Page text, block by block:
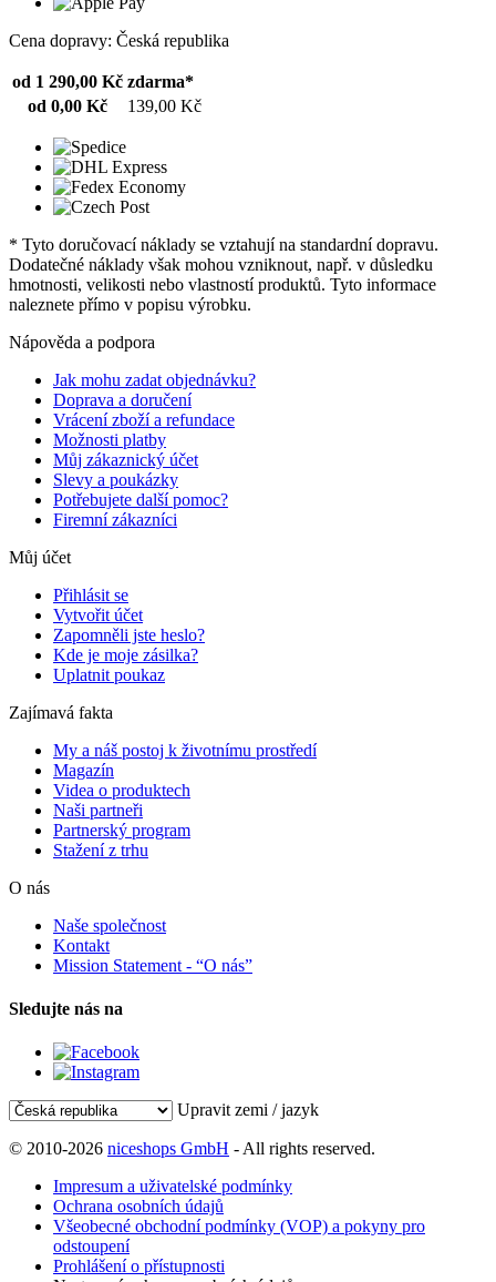
Cena dopravy: Česká republika
od 1 290,00 Kč zdarma*
od 0,00 Kč
139,00 Kč
* Tyto doručovací náklady se vztahují na standardní dopravu.
Dodatečné náklady však mohou vzniknout, např. v důsledku
hmotnosti, velikosti nebo vlastností produktů. Tyto informace
naleznete přímo v popisu výrobku.
Nápověda a podpora
Jak mohu zadat objednávku?
Doprava a doručení
Vrácení zboží a refundace
Možnosti platby
Můj zákaznický účet
Slevy a poukázky
Potřebujete další pomoc?
Firemní zákazníci
Můj účet
Přihlásit se
Vytvořit účet
Zapomněli jste heslo?
Kde je moje zásilka?
Uplatnit poukaz
Zajímavá fakta
My a náš postoj k životnímu prostředí
Magazín
Videa o produktech
Naši partneři
Partnerský program
Stažení z trhu
O nás
Naše společnost
Kontakt
Mission Statement - “O nás”
Sledujte nás na
Upravit zemi / jazyk
© 2010-2026 niceshops GmbH - All rights reserved.
Impresum a uživatelské podmínky
Ochrana osobních údajů
Všeobecné obchodní podmínky (VOP) a pokyny pro
odstoupení
Prohlášení o přístupnosti